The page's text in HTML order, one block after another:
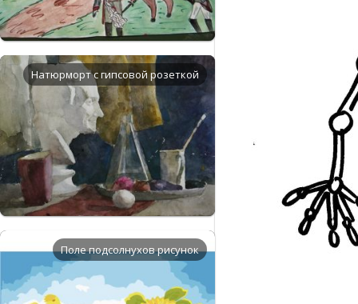
Натюрморт с гипсовой розеткой
Поле подсолнухов рисунок